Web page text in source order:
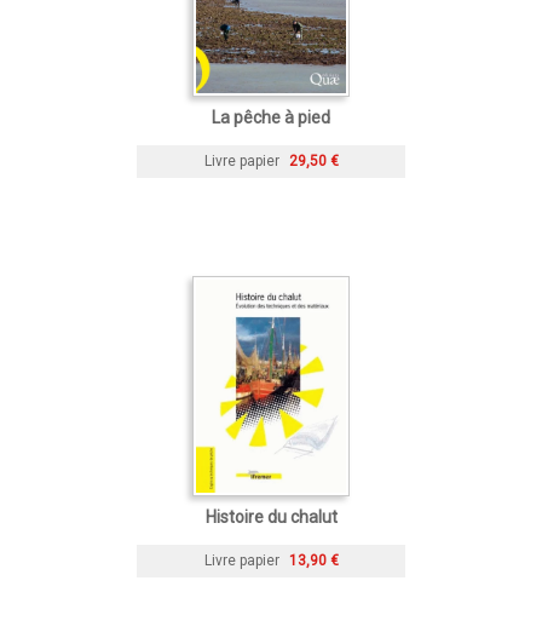
La pêche à pied
Livre papier 29,50 €
Histoire du chalut
Livre papier 13,90 €